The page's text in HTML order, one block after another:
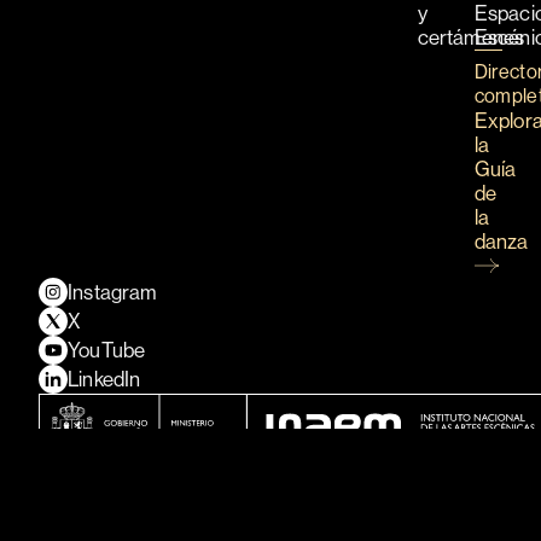
y
certámenes
la
Guía
de
la
danza
Instagram
X
YouTube
LinkedIn